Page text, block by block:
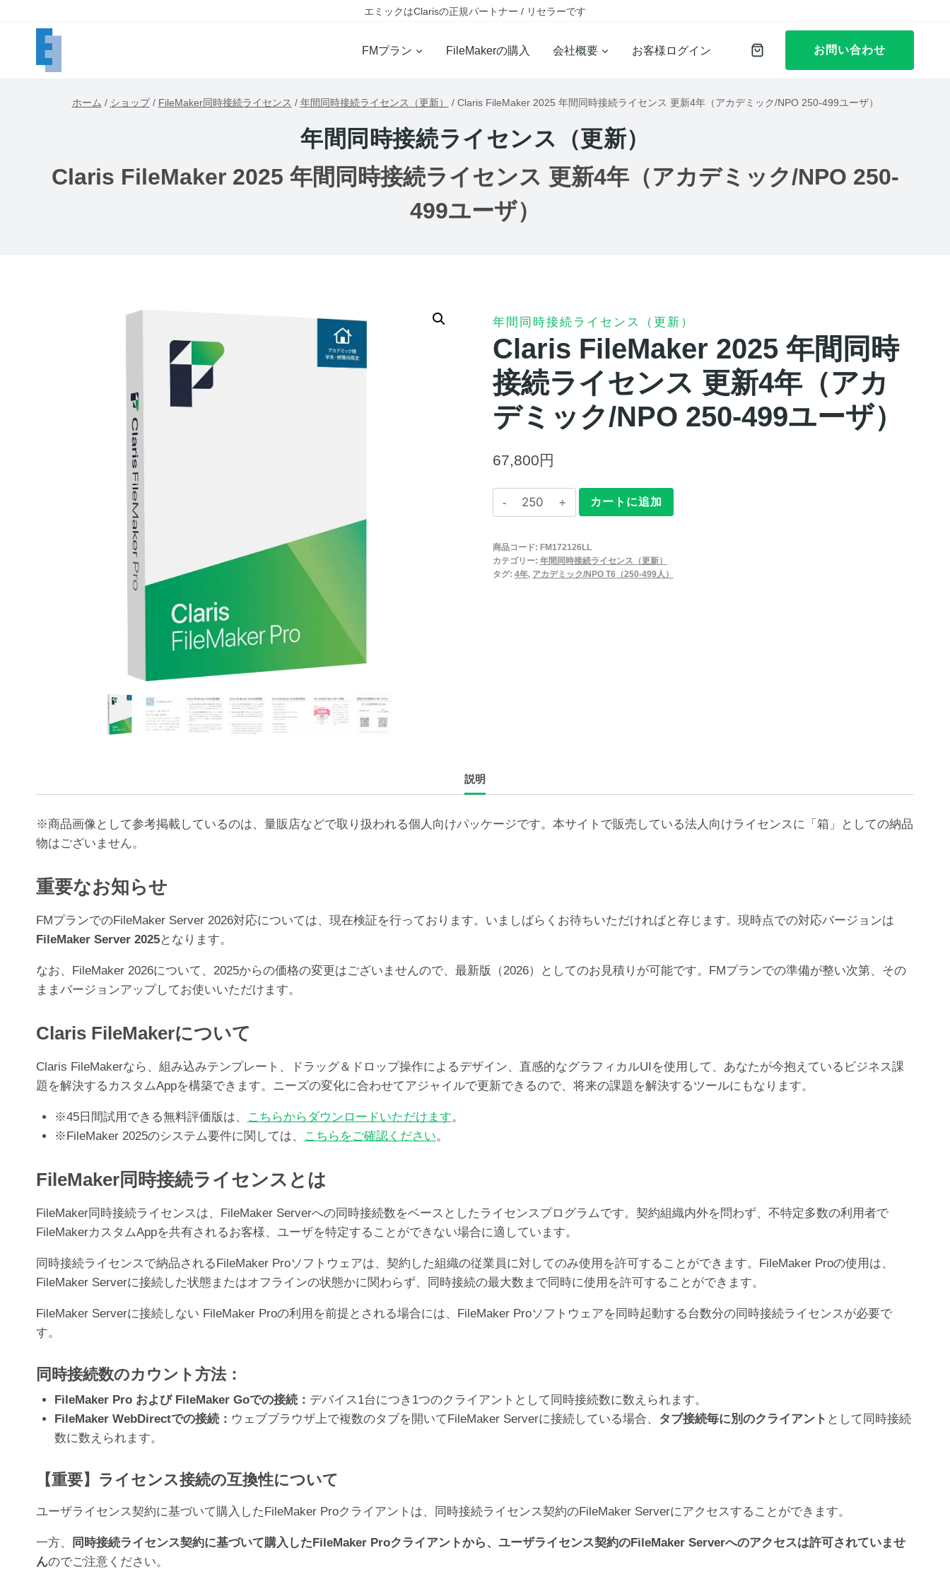
エミックはClarisの正規パートナー / リセラーです
FMプラン FileMakerの購入 会社概要 お客様ログイン お問い合わせ
ホーム / ショップ / FileMaker同時接続ライセンス / 年間同時接続ライセンス（更新） / Claris FileMaker 2025 年間同時接続ライセンス 更新4年（アカデミック/NPO 250-499ユーザ）
年間同時接続ライセンス（更新）
Claris FileMaker 2025 年間同時接続ライセンス 更新4年（アカデミック/NPO 250-
499ユーザ）
年間同時接続ライセンス（更新）
Claris FileMaker 2025 年間同時
接続ライセンス 更新4年（アカ
デミック/NPO 250-499ユーザ）
67,800円
Claris
FileMaker
年
間
年
ッ
499
カートに追加
商品コード: FM172126LL
カテゴリー: 年間同時接続ライセンス（更新）
タグ: 4年, アカデミック/NPO T6（250-499人）
説明
※商品画像として参考掲載しているのは、量販店などで取り扱われる個人向けパッケージです。本サイトで販売している法人向けライセンスに「箱」としての納品
物はございません。
重要なお知らせ
FMプランでのFileMaker Server 2026対応については、現在検証を行っております。いましばらくお待ちいただければと存じます。現時点での対応バージョンは
FileMaker Server 2025となります。
なお、FileMaker 2026について、2025からの価格の変更はございませんので、最新版（2026）としてのお見積りが可能です。FMプランでの準備が整い次第、その
ままバージョンアップしてお使いいただけます。
Claris FileMakerについて
Claris FileMakerなら、組み込みテンプレート、ドラッグ＆ドロップ操作によるデザイン、直感的なグラフィカルUIを使用して、あなたが今抱えているビジネス課
題を解決するカスタムAppを構築できます。ニーズの変化に合わせてアジャイルで更新できるので、将来の課題を解決するツールにもなります。
※45日間試用できる無料評価版は、 こちらからダウンロードいただけます。
※FileMaker 2025のシステム要件に関しては、
こちらをご確認ください。
FileMaker同時接続ライセンスとは
FileMaker同時接続ライセンスは、FileMaker Serverへの同時接続数をベースとしたライセンスプログラムです。契約組織内外を問わず、不特定多数の利用者で
FileMakerカスタムAppを共有されるお客様、ユーザを特定することができない場合に適しています。
同時接続ライセンスで納品されるFileMaker Proソフトウェアは、契約した組織の従業員に対してのみ使用を許可することができます。FileMaker Proの使用は、
FileMaker Serverに接続した状態またはオフラインの状態かに関わらず、同時接続の最大数まで同時に使用を許可することができます。
FileMaker Serverに接続しない FileMaker Proの利用を前提とされる場合には、FileMaker Proソフトウェアを同時起動する台数分の同時接続ライセンスが必要で
す。
同時接続数のカウント方法：
FileMaker Pro および FileMaker Goでの接続： デバイス1台につき1つのクライアントとして同時接続数に数えられます。
FileMaker WebDirectでの接続： ウェブブラウザ上で複数のタブを開いてFileMaker Serverに接続している場合、 タブ接続毎に別のクライアント として同時接続
数に数えられます。
【重要】ライセンス接続の互換性について
ユーザライセンス契約に基づいて購入したFileMaker Proクライアントは、同時接続ライセンス契約のFileMaker Serverにアクセスすることができます。
一方、
同時接続ライセンス契約に基づいて購入したFileMaker Proクライアントから、ユーザライセンス契約のFileMaker Serverへのアクセスは許可されていませ
んのでご注意ください。